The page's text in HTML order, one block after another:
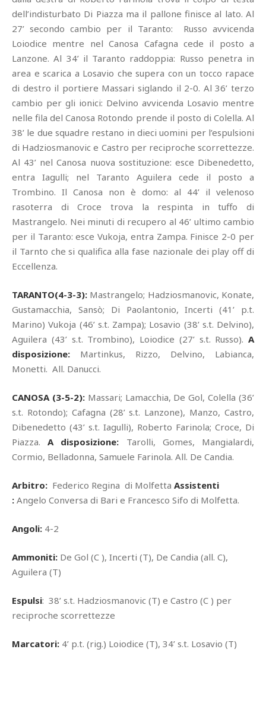
dell’indisturbato Di Piazza ma il pallone finisce al lato. Al
27’ secondo cambio per il Taranto: Russo avvicenda
Loiodice mentre nel Canosa Cafagna cede il posto a
Lanzone. Al 34’ il Taranto raddoppia: Russo penetra in
area e scarica a Losavio che supera con un tocco rapace
di destro il portiere Massari siglando il 2-0. Al 36’ terzo
cambio per gli ionici: Delvino avvicenda Losavio mentre
nelle fila del Canosa Rotondo prende il posto di Colella. Al
38’ le due squadre restano in dieci uomini per l’espulsioni
di Hadziosmanovic e Castro per reciproche scorrettezze.
Al 43’ nel Canosa nuova sostituzione: esce Dibenedetto,
entra Iagulli; nel Taranto Aguilera cede il posto a
Trombino. Il Canosa non è domo: al 44’ il velenoso
rasoterra di Croce trova la respinta in tuffo di
Mastrangelo. Nei minuti di recupero al 46’ ultimo cambio
per il Taranto: esce Vukoja, entra Zampa. Finisce 2-0 per
il Tarnto che si qualifica alla fase nazionale dei play off di
Eccellenza.
TARANTO(4-3-3): Mastrangelo; Hadziosmanovic, Konate,
Gustamacchia, Sansò; Di Paolantonio, Incerti (41’ p.t.
Marino) Vukoja (46’ s.t. Zampa); Losavio (38’ s.t. Delvino),
Aguilera (43’ s.t. Trombino), Loiodice (27’ s.t. Russo). A
disposizione: Martinkus, Rizzo, Delvino, Labianca,
Monetti. All. Danucci.
CANOSA (3-5-2):Massari; Lamacchia, De Gol, Colella (36’
s.t. Rotondo); Cafagna (28’ s.t. Lanzone), Manzo, Castro,
Dibenedetto (43’ s.t. Iagulli), Roberto Farinola; Croce, Di
Piazza.A disposizione: Tarolli, Gomes, Mangialardi,
Cormio, Belladonna, Samuele Farinola. All. De Candia.
Arbitro: Federico Regina di Molfetta Assistenti
: Angelo Conversa di Bari e Francesco Sifo di Molfetta.
Angoli: 4-2
Ammoniti: De Gol (C ), Incerti (T), De Candia (all. C),
Aguilera (T)
Espulsi: 38’ s.t. Hadziosmanovic (T) e Castro (C ) per
reciproche scorrettezze
Marcatori: 4’ p.t. (rig.) Loiodice (T), 34’ s.t. Losavio (T)